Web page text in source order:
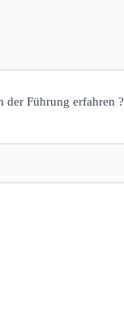
der Führung erfahren ?